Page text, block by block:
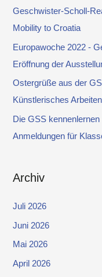
Geschwister-Scholl-
Mobility to Croatia
Europawoche 2022 -
Eröffnung der
Ostergrüße aus der
Künstlerisches
Die GSS
Anmeldungen für
Archiv
Juli 2026
Juni 2026
Mai 2026
April 2026